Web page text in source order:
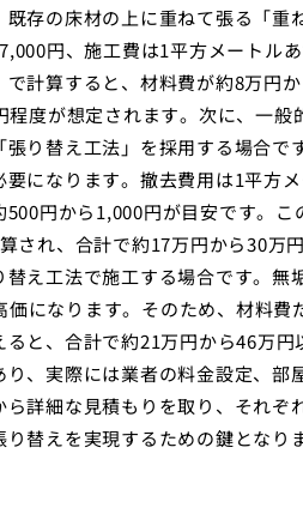
既存の床材の上に重ねて張る「
円、施工費は1平方メートル
で計算すると、材料費が約8万円
程度が想定されます。次に、一
張り替え工法」を採用する場合
要になります。撤去費用は1平方
500円から1,000円が目安です。
され、合計で約17万円から30万
替え工法で施工する場合です。
価になります。そのため、材料
ると、合計で約21万円から46万
り、実際には業者の料金設定、部
ら詳細な見積もりを取り、それ
り替えを実現するための鍵となり